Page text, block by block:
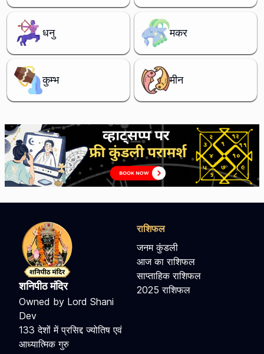
धनु मकर
कुम्भ मीन
शनिपीठ मंदिर
Owned by Lord Shani
Dev
133 देशों में प्रसिद्द ज्योतिष एवं
आध्यात्मिक गुरु
राशिफल
जनम कुंडली
आज का राशिफल
साप्ताहिक राशिफल
2025 राशिफल